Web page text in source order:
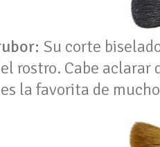
Su corte
rostro. Cabe aclarar
la favorita de